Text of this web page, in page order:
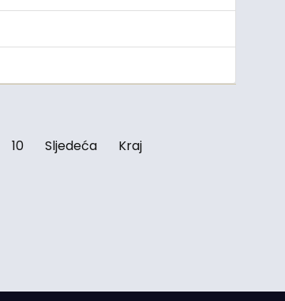
10 Sljedeća Kraj